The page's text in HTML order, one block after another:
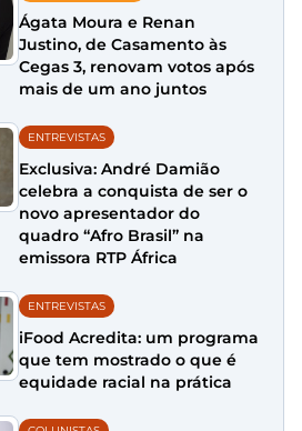
Ágata Moura e Renan
Justino, de Casamento às
Cegas 3, renovam votos após
mais de um ano juntos
ENTREVISTAS
Exclusiva: André Damião
celebra a conquista de ser o
novo apresentador do
quadro “Afro Brasil” na
emissora RTP África
ENTREVISTAS
iFood Acredita: um programa
que tem mostrado o que é
equidade racial na prática